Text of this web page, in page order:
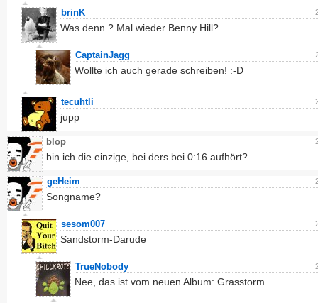
brinK
Was denn ? Mal wieder Benny Hill?
CaptainJagg
Wollte ich auch gerade schreiben! :-D
tecuhtli
jupp
blop
bin ich die einzige, bei ders bei 0:16 aufhört?
geHeim
Songname?
sesom007
Sandstorm-Darude
TrueNobody
Nee, das ist vom neuen Album: Grasstorm